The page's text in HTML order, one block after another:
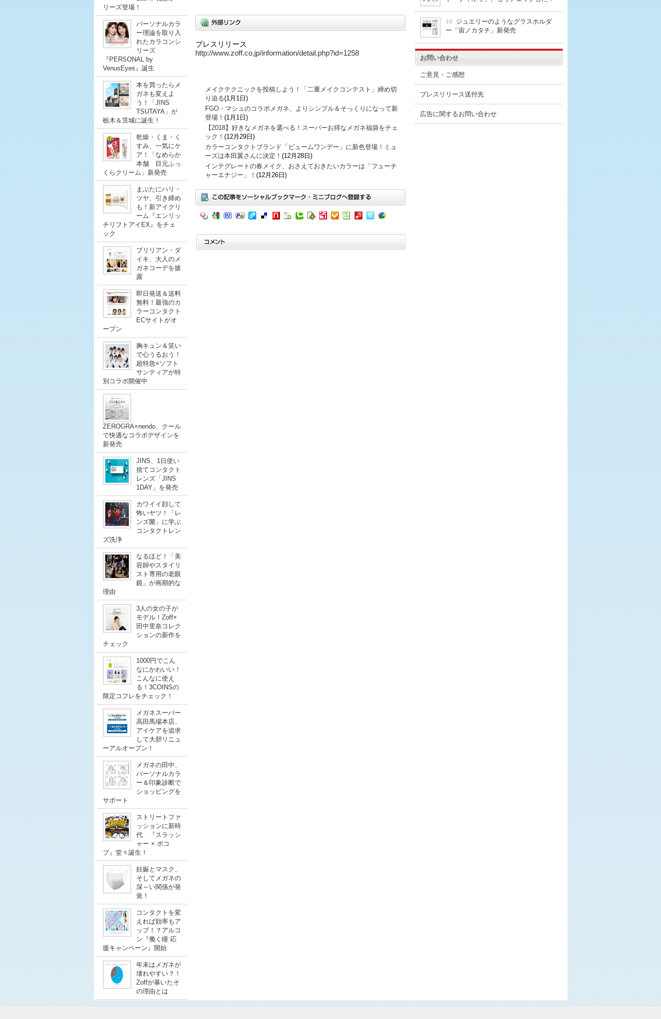
リーズ登場！
パーソナルカラ
ー理論を取り入
れたカラコンシ
リーズ
『PERSONAL by
VenusEyes』誕生
本を買ったらメ
ガネも変えよ
う！「JINS
TSUTAYA」が
栃木＆茨城に誕生！
乾燥・くま・く
すみ、一気にケ
ア！「なめらか
本舗 目元ふっ
くらクリーム」新発売
まぶたにハリ・
ツヤ、引き締め
も！新アイクリ
ーム『エンリッ
チリフトアイEX』をチェ
ック
ブリリアン・ダ
イキ、大人のメ
ガネコーデを披
露
即日発送＆送料
無料！最強のカ
ラーコンタクト
ECサイトがオ
ープン
胸キュン＆笑い
で心うるおう！
超特急×ソフト
サンティアが特
別コラボ開催中
ZEROGRA×nendo、クール
で快適なコラボデザインを
新発売
JINS、1日使い
捨てコンタクト
レンズ「JINS
1DAY」を発売
カワイイ顔して
怖いヤツ！「レ
ンズ菌」に学ぶ
コンタクトレン
ズ洗浄
なるほど！「美
容師やスタイリ
スト専用の老眼
鏡」が画期的な
理由
3人の女の子が
モデル！Zoff×
田中里奈コレク
ションの新作を
チェック
1000円でこん
なにかわいい！
こんなに使え
る！3COINSの
限定コフレをチェック！
メガネスーパー
高田馬場本店、
アイケアを追求
して大胆リニュ
ーアルオープン！
メガネの田中、
パーソナルカラ
ー＆印象診断で
ショッピングを
サポート
ストリートファ
ッションに新時
代 『スラッシ
ャー × ポコ
プ』堂々誕生！
妊娠とマスク、
そしてメガネの
深～い関係が発
覚！
コンタクトを変
えれば効率もア
ップ！？アルコ
ン『働く瞳 応
援キャンペーン』開始
年末はメガネが
壊れやすい？！
Zoffが暴いたそ
の理由とは
プレスリリース
http://www.zoff.co.jp/information/detail.php?id=1258
メイクテクニックを投稿しよう！「二重メイクコンテスト」締め切
り迫る(1月1日)
FGO・マシュのコラボメガネ、よりシンプル＆そっくりになって新
登場！ (1月1日)
【2018】好きなメガネを選べる！スーパーお得なメガネ福袋をチェ
ック！ (12月29日)
カラーコンタクトブランド「ビュームワンデー」に新色登場！ミュ
ーズは本田翼さんに決定！ (12月28日)
インテグレートの春メイク、おさえておきたいカラーは「フューチ
ャーエナジー」！ (12月26日)
10. ジュエリーのようなグラスホルダ
ー「宙ノカタチ」新発売
お問い合わせ
ご意見・ご感想
プレスリリース送付先
広告に関するお問い合わせ